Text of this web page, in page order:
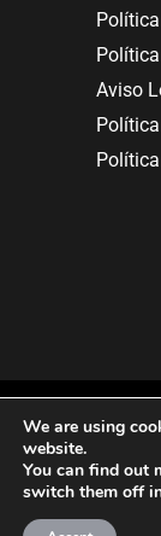
Aviso
We are using
website.
You can find out
switch them off